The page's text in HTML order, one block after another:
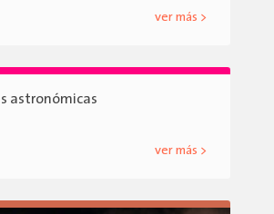
ver más >
astronómicas
ver más >